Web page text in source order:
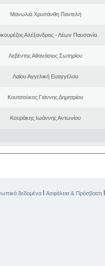
Μανωλιά Χρυσάνθη Παντελή
Αλέξανδρος - Λέων Παυσανία
Λεβέντης Αθανάσιος Σωτηρίου
Λαίου Αγγελική Ευαγγέλου
Κουτσούκος Γιάννης Δημητρίου
Κουράκης Ιωάννης Αντωνίου
δεδομένα | Ασφάλεια & Πρόσβαση